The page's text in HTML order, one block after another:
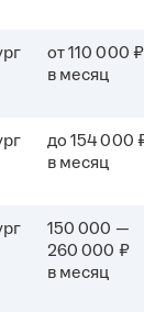
от 110 000 ₽
в месяц
до 154 000
в месяц
150 000 —
260 000 ₽
в месяц